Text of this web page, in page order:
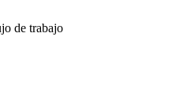
de trabajo